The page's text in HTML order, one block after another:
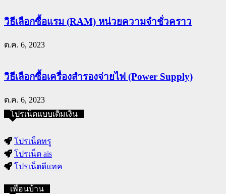
วิธีเลือกซื้อแรม (RAM) หน่วยความจำชั่วคราว
ต.ค. 6, 2023
วิธีเลือกซื้อเครื่องสำรองจ่ายไฟ (Power Supply)
ต.ค. 6, 2023
โปรเน็ตแบบเติมเงิน
โปรเน็ตทรู
โปรเน็ต ais
โปรเน็ตดีแทค
เพื่อนบ้าน